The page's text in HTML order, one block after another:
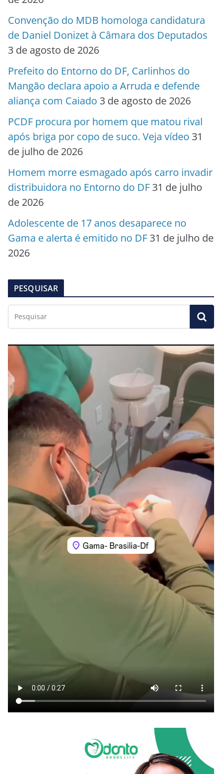
Convenção do MDB homologa candidatura
de Daniel Donizet à Câmara dos Deputados
3 de agosto de 2026
Prefeito do Entorno do DF, Carlinhos do
Mangão declara apoio a Arruda e defende
aliança com Caiado 3 de agosto de 2026
PCDF procura por homem que matou rival
após briga por copo de suco. Veja vídeo 31
de julho de 2026
Homem morre esmagado após carro invadir
distribuidora no Entorno do DF 31 de julho
de 2026
Adolescente de 17 anos desaparece no
Gama e alerta é emitido no DF 31 de julho de
2026
PESQUISAR